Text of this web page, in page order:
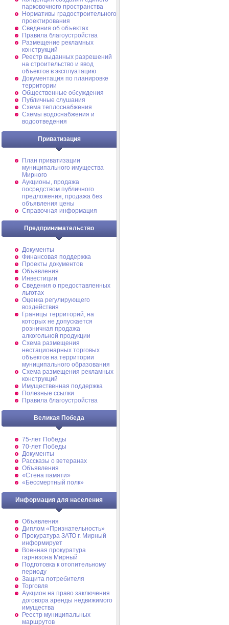
парковочного пространства
Нормативы градостроительного
проектирования
Сведения об объектах
Правила благоустройства
Размещение рекламных
конструкций
Реестр выданных разрешений
на строительство и ввод
объектов в эксплуатацию
Документация по планировке
территории
Общественные обсуждения
Публичные слушания
Схема теплоснабжения
Схемы водоснабжения и
водоотведения
Приватизация
План приватизации
муниципального имущества
Мирного
Аукционы, продажа
посредством публичного
предложения, продажа без
объявления цены
Справочная информация
Предпринимательство
Документы
Финансовая поддержка
Проекты документов
Объявления
Инвестиции
Сведения о предоставленных
льготах
Оценка регулирующего
воздействия
Границы территорий, на
которых не допускается
розничная продажа
алкогольной продукции
Схема размещения
нестационарных торговых
объектов на территории
муниципального образования
Схема размещения рекламных
конструкций
Имущественная поддержка
Полезные ссылки
Правила благоустройства
Великая Победа
75-лет Победы
70-лет Победы
Документы
Рассказы о ветеранах
Объявления
«Стена памяти»
«Бессмертный полк»
Информация для населения
Объявления
Диплом «Признательность»
Прокуратура ЗАТО г. Мирный
информирует
Военная прокуратура
гарнизона Мирный
Подготовка к отопительному
периоду
Защита потребителя
Торговля
Аукцион на право заключения
договора аренды недвижимого
имущества
Реестр муниципальных
маршрутов